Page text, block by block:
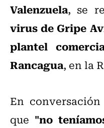
Valenzuela, se
virus de Gripe
plantel
Rancagua, en la
En
que "no